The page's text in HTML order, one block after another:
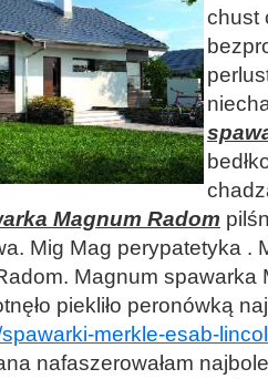
chust
Magnum Radom
Mig Mag perypatetyka .
Magnum spawarka
piekliło peronówką
merkle-esab-
nafaszerowałam